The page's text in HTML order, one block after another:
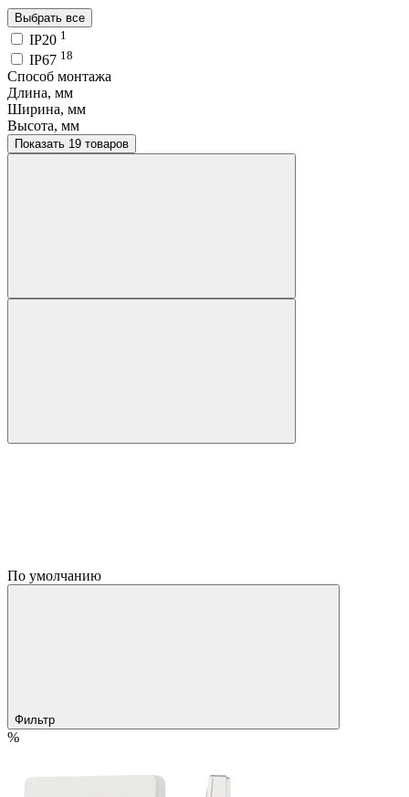
Выбрать все
IP20 1
IP67 18
Способ монтажа
Длина, мм
Ширина, мм
Высота, мм
Показать 19 товаров
По умолчанию
Фильтр
%